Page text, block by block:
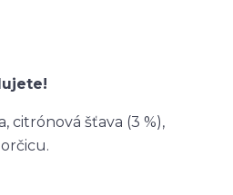
citrónová šťava (3 %),